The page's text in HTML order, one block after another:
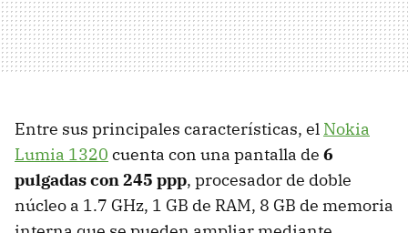
Entre sus principales características, el Nokia
Lumia 1320 cuenta con una pantalla de 6
pulgadas con 245 ppp, procesador de doble
núcleo a 1.7 GHz, 1 GB de RAM, 8 GB de memoria